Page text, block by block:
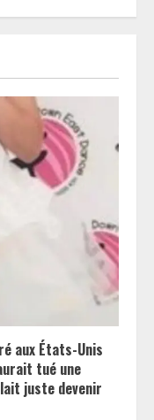
aux États-Unis
tué une
juste devenir